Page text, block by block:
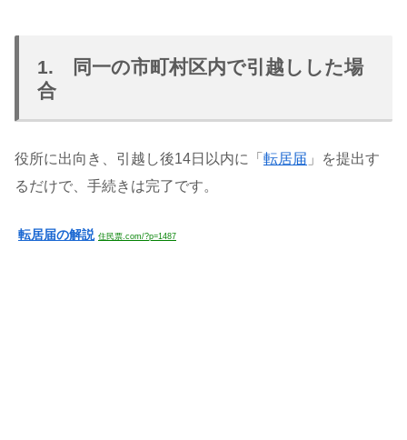
1. 同一の市町村区内で引越しした場
合
役所に出向き、引越し後14日以内に「 転居届 」を提出す
るだけで、手続きは完了です。
転居届の解説 住民票.com/?p=1487